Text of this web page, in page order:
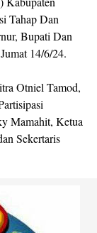
Tahap Dan
Bupati Dan
14/6/24.
Otniel Tamod,
Mamahit, Ketua
Sekertaris